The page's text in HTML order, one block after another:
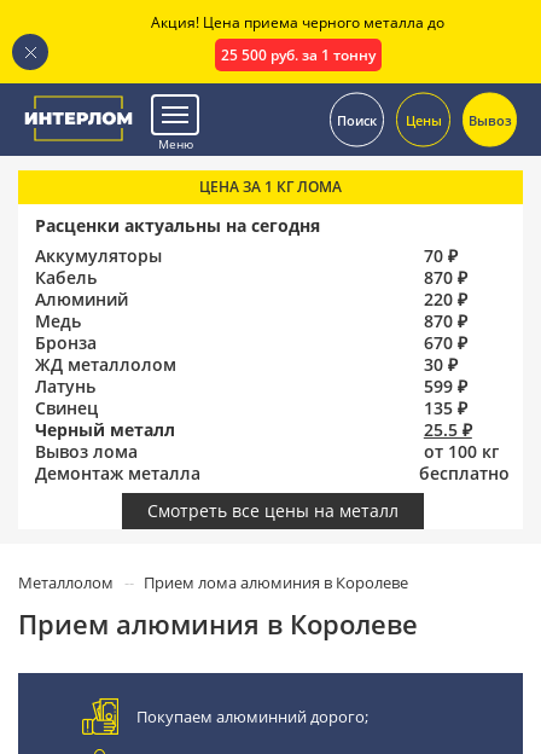
Меню
Поиск Цены Вывоз
ЦЕНА ЗА 1 КГ ЛОМА
Расценки актуальны на сегодня
Аккумуляторы
70 ₽
Кабель
870 ₽
Алюминий
220 ₽
Медь
870 ₽
Бронза
670 ₽
ЖД металлолом
30 ₽
Латунь
599 ₽
Свинец
135 ₽
Черный металл
25.5 ₽
Вывоз лома
от 100 кг
Демонтаж металла
бесплатно
Смотреть все цены на металл
Металлолом Прием лома алюминия в Королеве
Прием алюминия в Королеве
Покупаем алюминний дорого;
Акция! Цена приема черного металла до
25 500 руб. за 1 тонну
.